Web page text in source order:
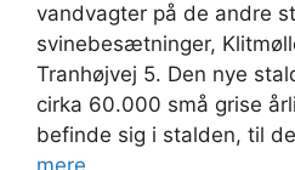
vandvagter på de andre
svinebesætninger,
Tranhøjvej 5. Den nye
cirka 60.000 små grise
befinde sig i stalden, til